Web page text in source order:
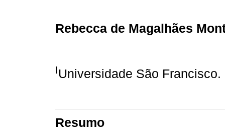
Rebecca de Magalhães
IUniversidade São Francisco.
Resumo